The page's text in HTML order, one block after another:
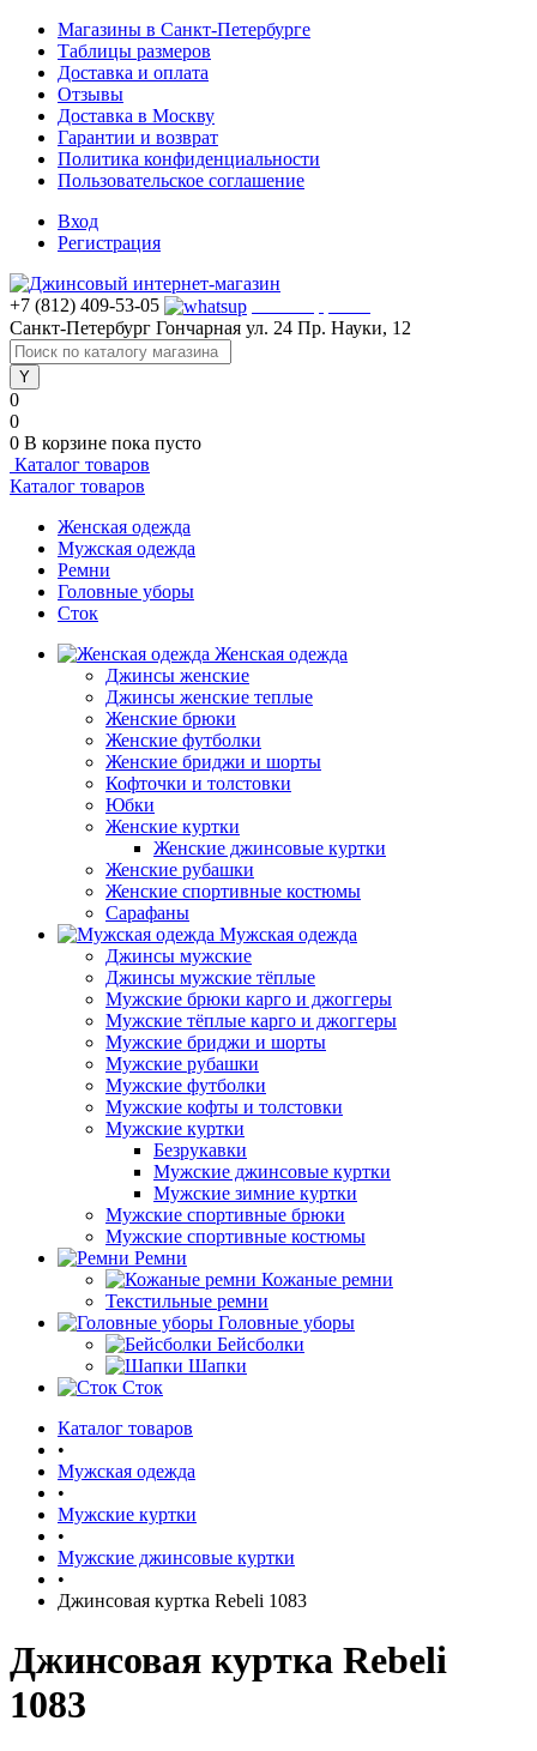
Магазины в Санкт-Петербурге
Таблицы размеров
Доставка и оплата
Отзывы
Доставка в Москву
Гарантии и возврат
Политика конфиденциальности
Пользовательское соглашение
Вход
Регистрация
+7 (812) 409-53-05
Санкт-Петербург Гончарная ул. 24 Пр. Науки, 12
0
0
0 В корзине пока пусто
Каталог товаров
Каталог товаров
Женская одежда
Мужская одежда
Ремни
Головные уборы
Сток
Женская одежда
Джинсы женские
Джинсы женские теплые
Женские брюки
Женские футболки
Женские бриджи и шорты
Кофточки и толстовки
Юбки
Женские куртки
Женские джинсовые куртки
Женские рубашки
Женские спортивные костюмы
Сарафаны
Мужская одежда
Джинсы мужские
Джинсы мужские тёплые
Мужские брюки карго и джоггеры
Мужские тёплые карго и джоггеры
Мужские бриджи и шорты
Мужские рубашки
Мужские футболки
Мужские кофты и толстовки
Мужские куртки
Безрукавки
Мужские джинсовые куртки
Мужские зимние куртки
Мужские спортивные брюки
Мужские спортивные костюмы
Ремни
Кожаные ремни
Текстильные ремни
Головные уборы
Бейсболки
Шапки
Сток
Каталог товаров
•
Мужская одежда
•
Мужские куртки
•
Мужские джинсовые куртки
•
Джинсовая куртка Rebeli 1083
Джинсовая куртка Rebeli
1083